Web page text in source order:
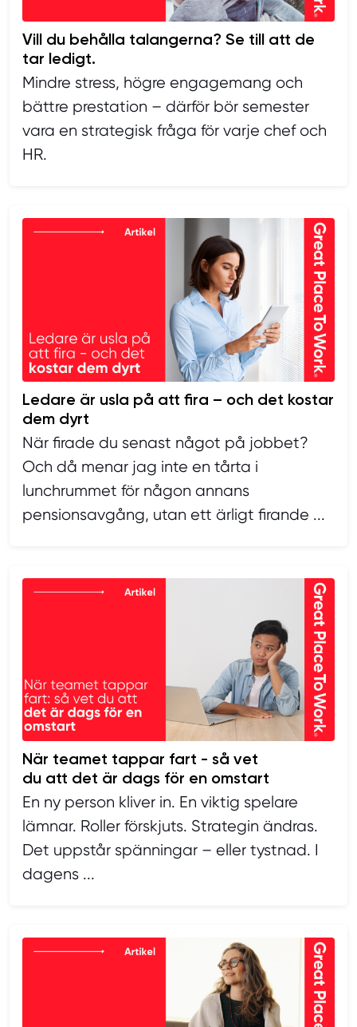
Vill du behålla talangerna? Se till att de
tar ledigt.
Mindre stress, högre engagemang och
bättre prestation – därför bör semester
vara en strategisk fråga för varje chef och
HR.
Ledare är usla på att fira – och det kostar
dem dyrt
När firade du senast något på jobbet?
Och då menar jag inte en tårta i
lunchrummet för någon annans
pensionsavgång, utan ett ärligt firande ...
När teamet tappar fart - så vet
du att det är dags för en omstart
En ny person kliver in. En viktig spelare
lämnar. Roller förskjuts. Strategin ändras.
Det uppstår spänningar – eller tystnad. I
dagens ...